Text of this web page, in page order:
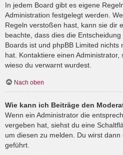
In jedem Board gibt es eigene
Administration festgelegt werden.
Regeln verstoßen hast, kann sie dir
beachte, dass dies die
Boards ist und phpBB Limited nichts
hat. Kontaktiere einen
wieso du verwarnt wurdest.
Nach oben
Wie kann ich Beiträge den
Wenn ein Administrator die
vergeben hat, siehst du eine
um diesen zu melden. Du wirst
geführt.